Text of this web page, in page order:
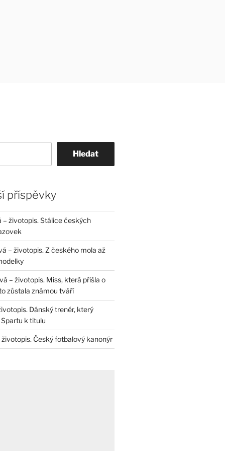
Hledat
příspěvky
– životopis. Stálice českých
– životopis. Z českého mola až
– životopis. Miss, která přišla o
zůstala známou tváří
Dánský trenér, který
k titulu
Český fotbalový kanonýr